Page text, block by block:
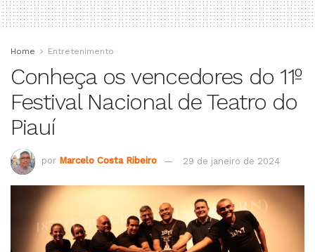
Home Entretenimento
Conheça os vencedores do 11º
Festival Nacional de Teatro do
Piauí
por Marcelo Costa Ribeiro 29 de janeiro de 2024